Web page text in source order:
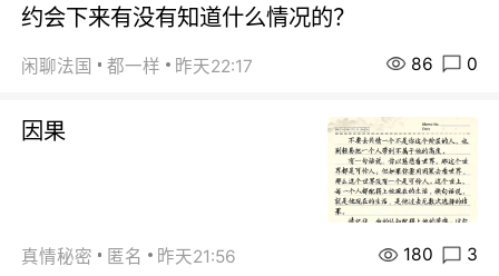
约会下来有没有知道什么情况的？
闲聊法国 都一样 昨天22:17 86 0
因果
真情秘密 匿名 昨天21:56 180 3